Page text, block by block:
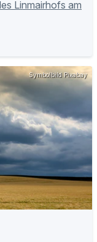
Linmairhofs am
Symbolbild Pixabay